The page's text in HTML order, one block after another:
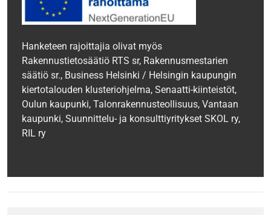
Hanketeen rajoittajia olivat myös
Rakennustietosäätiö RTS sr, Rakennusmestarien
säätiö sr., Business Helsinki / Helsingin kaupungin
kiertotalouden klusteriohjelma, Senaatti-kiinteistöt,
Oulun kaupunki, Talonrakennusteollisuus, Vantaan
kaupunki, Suunnittelu- ja konsulttiyritykset SKOL ry,
RIL‍ ry